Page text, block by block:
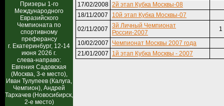
Призеры 1-го
Международного
Евразийского
Чемпионата по
спортивному
преферансу
г. Екатеринбург, 12-14
июня 2026 г.
слева-направо:
Евгения Садовская
(Москва, 3-е место),
Иван Тулупеев (Калуга,
Чемпион), Андрей
Тархачев (Новосибирск,
2-е место)
17/02/2008 2й этап Кубка Москвы-08
18/11/2007
10й этап Кубка Москвы-07
02/11/2007
3й Личный Чемпионат
России-2007
1
10/02/2007
Чемпионат Москвы 2007 года
21/01/2007
1й этап Кубка Москвы - 2007